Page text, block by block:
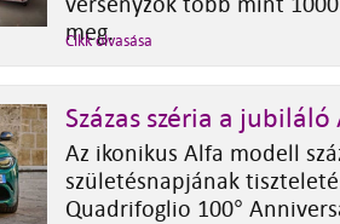
versenyzők több mint
meg.
Cikk olvasása
Százas széria a
Az ikonikus Alfa modell
születésnapjának
Quadrifoglio 100°